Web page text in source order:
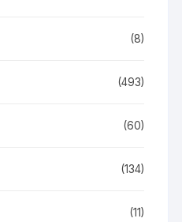
(8)
(493)
(60)
(134)
(11)